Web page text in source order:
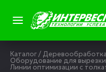
Каталог/ Деревообработка
Оборудование для
Линии оптимизации с